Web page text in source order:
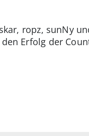
ropz, sunNy
Erfolg der